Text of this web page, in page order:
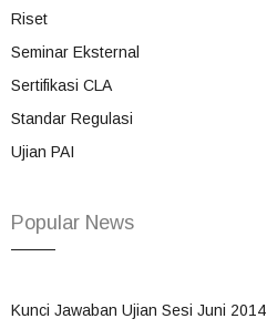
Riset
Seminar Eksternal
Sertifikasi CLA
Standar Regulasi
Ujian PAI
Popular News
Kunci Jawaban Ujian Sesi Juni 2014